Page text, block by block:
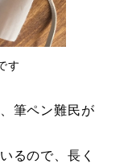
す
筆ペン難民が
るので、長く